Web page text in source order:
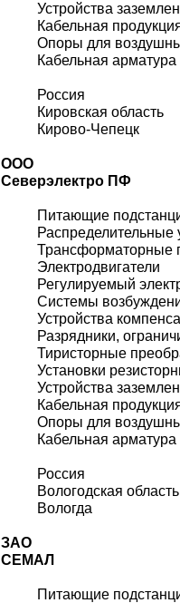
Устройства
Кабельная
Опоры для
Кабельная арматура
Россия
Кировская область
Кирово-Чепецк
ООО
Северэлектро ПФ
Питающие
Распределительные
Трансформаторные
Электродвигатели
Регулируемый
Системы
Устройства
Разрядники,
Тиристорные
Установки
Устройства
Кабельная
Опоры для
Кабельная арматура
Россия
Вологодская область
Вологда
ЗАО
СЕМАЛ
Питающие